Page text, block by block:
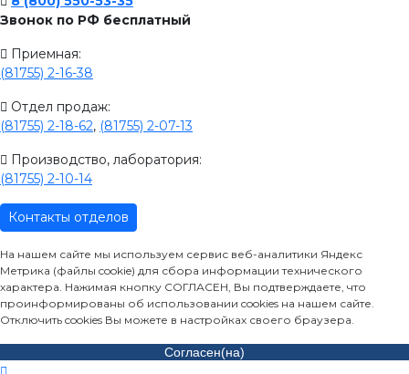
Звонок по РФ бесплатный
Приемная:
(81755) 2-16-38
Отдел продаж:
(81755) 2-18-62, (81755) 2-07-13
Производство, лаборатория:
(81755) 2-10-14
Контакты отделов
На нашем сайте мы используем сервис веб-аналитики Яндекс
Метрика (файлы cookie) для сбора информации технического
характера. Нажимая кнопку СОГЛАСЕН, Вы подтверждаете, что
проинформированы об использовании cookies на нашем сайте.
Отключить cookies Вы можете в настройках своего браузера.
Согласен(на)